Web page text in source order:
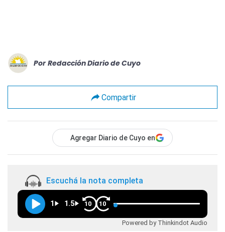
Por Redacción Diario de Cuyo
Compartir
Agregar Diario de Cuyo en
Escuchá la nota completa
1 1.5 10 10
Powered by Thinkindot Audio